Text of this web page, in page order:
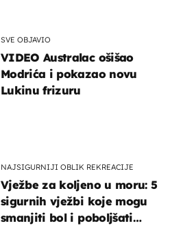
NAJSIGURNIJI OBLIK REKREACIJE
Vježbe za koljeno u moru: 5
sigurnih vježbi koje mogu
smanjiti bol i poboljšati
SVE OBJAVIO
VIDEO Australac ošišao
Modrića i pokazao novu
Lukinu frizuru